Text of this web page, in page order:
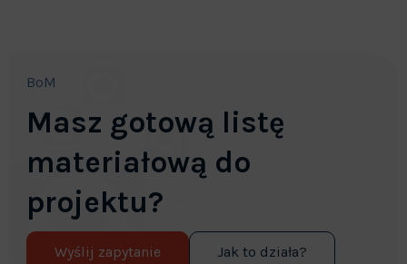
BoM
Masz gotową listę
materiałową do
projektu?
Wyślij zapytanie Jak to działa?